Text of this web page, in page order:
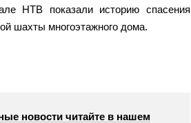
НТВ показали историю спасения
шахты многоэтажного дома.
новости читайте в нашем